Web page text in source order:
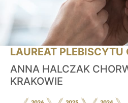
LAUREAT PLEBISCYTU
ANNA HALCZAK
KRAKOWIE